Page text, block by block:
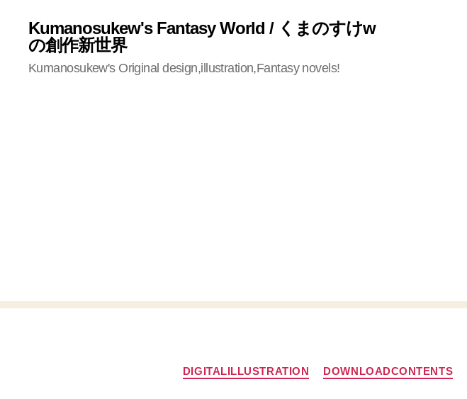
Kumanosukew's Fantasy World / くまのすけw
の創作新世界
Kumanosukew's Original design,illustration,Fantasy novels!
DIGITALILLUSTRATION DOWNLOADCONTENTS